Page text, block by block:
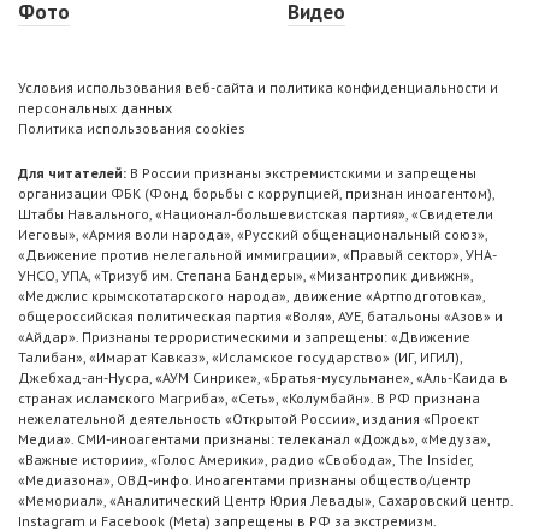
Фото
Видео
Условия использования веб-сайта и политика конфиденциальности и
персональных данных
Политика использования cookies
Для читателей: В России признаны экстремистскими и запрещены
организации ФБК (Фонд борьбы с коррупцией, признан иноагентом),
Штабы Навального, «Национал-большевистская партия», «Свидетели
Иеговы», «Армия воли народа», «Русский общенациональный союз»,
«Движение против нелегальной иммиграции», «Правый сектор», УНА-
УНСО, УПА, «Тризуб им. Степана Бандеры», «Мизантропик дивижн»,
«Меджлис крымскотатарского народа», движение «Артподготовка»,
общероссийская политическая партия «Воля», АУЕ, батальоны «Азов» и
«Айдар». Признаны террористическими и запрещены: «Движение
Талибан», «Имарат Кавказ», «Исламское государство» (ИГ, ИГИЛ),
Джебхад-ан-Нусра, «АУМ Синрике», «Братья-мусульмане», «Аль-Каида в
странах исламского Магриба», «Сеть», «Колумбайн». В РФ признана
нежелательной деятельность «Открытой России», издания «Проект
Медиа». СМИ-иноагентами признаны: телеканал «Дождь», «Медуза»,
«Важные истории», «Голос Америки», радио «Свобода», The Insider,
«Медиазона», ОВД-инфо. Иноагентами признаны общество/центр
«Мемориал», «Аналитический Центр Юрия Левады», Сахаровский центр.
Instagram и Facebook (Metа) запрещены в РФ за экстремизм.